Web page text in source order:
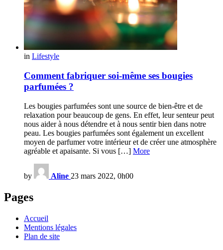
in Lifestyle
Comment fabriquer soi-même ses bougies
parfumées ?
Les bougies parfumées sont une source de bien-être et de
relaxation pour beaucoup de gens. En effet, leur senteur peut
nous aider à nous détendre et à nous sentir bien dans notre
peau. Les bougies parfumées sont également un excellent
moyen de parfumer votre intérieur et de créer une atmosphère
agréable et apaisante. Si vous […] More
by Aline 23 mars 2022, 0h00
Pages
Accueil
Mentions légales
Plan de site